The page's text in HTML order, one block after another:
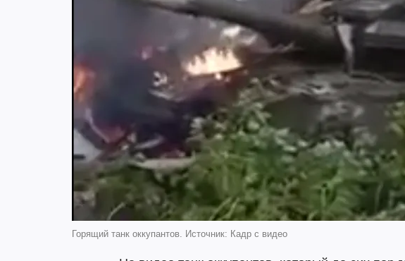
Горящий танк оккупантов. Источник: Кадр с видео